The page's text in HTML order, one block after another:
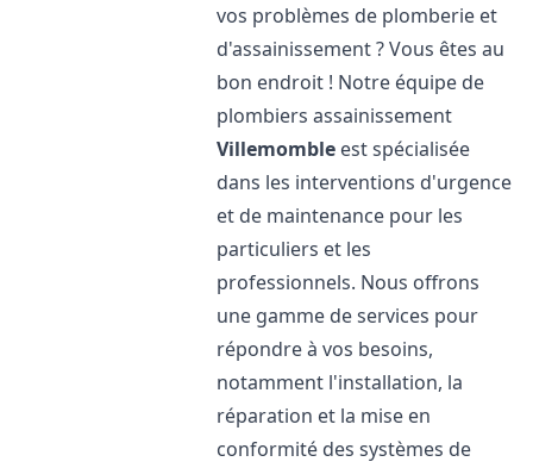
vos problèmes de plomberie et
d'assainissement ? Vous êtes au
bon endroit ! Notre équipe de
plombiers assainissement
Villemomble est spécialisée
dans les interventions d'urgence
et de maintenance pour les
particuliers et les
professionnels. Nous offrons
une gamme de services pour
répondre à vos besoins,
notamment l'installation, la
réparation et la mise en
conformité des systèmes de